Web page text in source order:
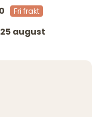
Fri frakt
25 august